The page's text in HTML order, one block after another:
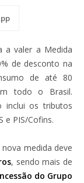
a valer a Medida
de desconto na
de até 80
todo o Brasil.
inclui os tributos
e PIS/Cofins.
medida deve
, sendo mais de
do Grupo